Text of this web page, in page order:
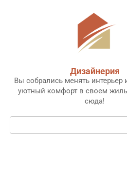
Дизайнерия
Вы собрались менять интерьер
уютный комфорт в своем
сюда!
Поиск: